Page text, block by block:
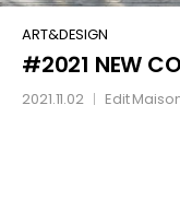
#2021
NEW
COLLECTION,
ART&DESIGN
#2021 NEW
2021.11.02 Edit